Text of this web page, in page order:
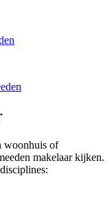
woonhuis of
makelaar kijken.